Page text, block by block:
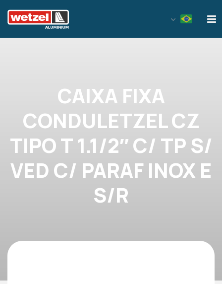
CAIXA FIXA
CONDULETZEL CZ
TIPO T 1.1/2″ C/ TP S/
VED C/ PARAF INOX E
S/R